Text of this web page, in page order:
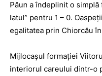
Păun a îndeplinit o simplă
latul” pentru 1 – 0.
egalitatea prin Chiorcău
Mijlocașul formației
interiorul careului dintr-o